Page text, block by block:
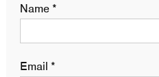
Name*
Email *